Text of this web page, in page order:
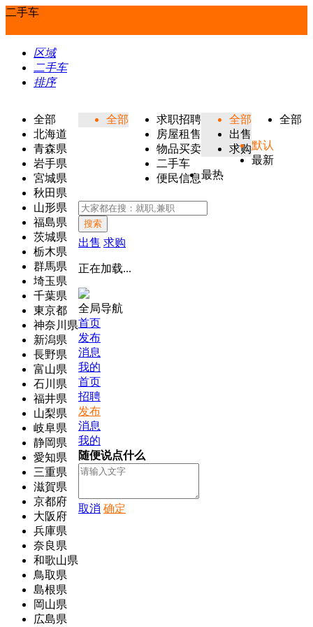
二手车
区域
二手车
排序
全部
北海道
青森県
岩手県
宮城県
秋田県
山形県
福島県
茨城県
栃木県
群馬県
埼玉県
千葉県
東京都
神奈川県
新潟県
長野県
富山県
石川県
福井県
山梨県
岐阜県
静岡県
愛知県
三重県
滋賀県
京都府
大阪府
兵庫県
奈良県
和歌山県
鳥取県
島根県
岡山県
広島県
全部
求职招聘
房屋租售
物品买卖
二手车
便民信息
全部
出售
求购
全部
默认
最新
最热
搜索
出售 求购
正在加载...
全局导航
首页
发布
消息
我的
首页
招聘
发布
消息
我的
随便说点什么
取消 确定